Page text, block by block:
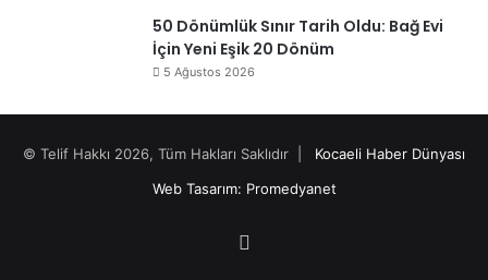
50 Dönümlük Sınır Tarih Oldu: Bağ Evi
İçin Yeni Eşik 20 Dönüm
5 Ağustos 2026
© Telif Hakkı 2026, Tüm Hakları Saklıdır | Kocaeli Haber Dünyası
Web Tasarım: Promedyanet